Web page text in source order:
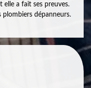
elle a fait ses preuves.
plombiers dépanneurs.